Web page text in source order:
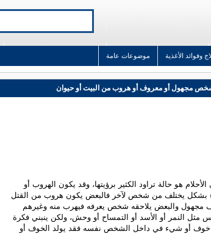
وفوائد الأغذية موضوعات عامة
مجهول أو معروف أو هروب من البيت أو حيوان
هو حالة تراود الكثير برؤيتها، وقد يكون الهروب أو
بشكل يختلف من شخص لآخر فالبعض يكون هروب من القتل
والبعض يلاحقه شخص يعرفه فيهرب منه وغيرهم
النمر أو الأسد أو التمساح أو وحش، ولكن ينبني فكرة
خوف أو شيء في داخل الشخص نفسه فقد يولد الخوف أو